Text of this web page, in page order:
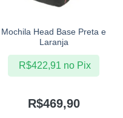
Mochila Head Base Preta e
Laranja
R$469,90
R$422,91 no Pix